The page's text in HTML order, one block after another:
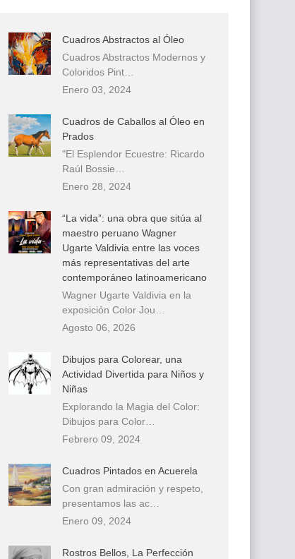
Cuadros Abstractos al Óleo
Cuadros Abstractos Modernos y
Coloridos Pint…
Enero 03, 2024
Cuadros de Caballos al Óleo en
Prados
"El Esplendor Ecuestre: Ricardo
Raúl Bossie…
Enero 28, 2024
“La vida”: una obra que sitúa al
maestro peruano Wagner
Ugarte Valdivia entre las voces
más representativas del arte
contemporáneo latinoamericano
Wagner Ugarte Valdivia en la
exposición Color Jou…
Agosto 06, 2026
Dibujos para Colorear, una
Actividad Divertida para Niños y
Niñas
Explorando la Magia del Color:
Dibujos para Color…
Febrero 09, 2024
Cuadros Pintados en Acuerela
Con gran admiración y respeto,
presentamos las ac…
Enero 09, 2024
Rostros Bellos, La Perfección